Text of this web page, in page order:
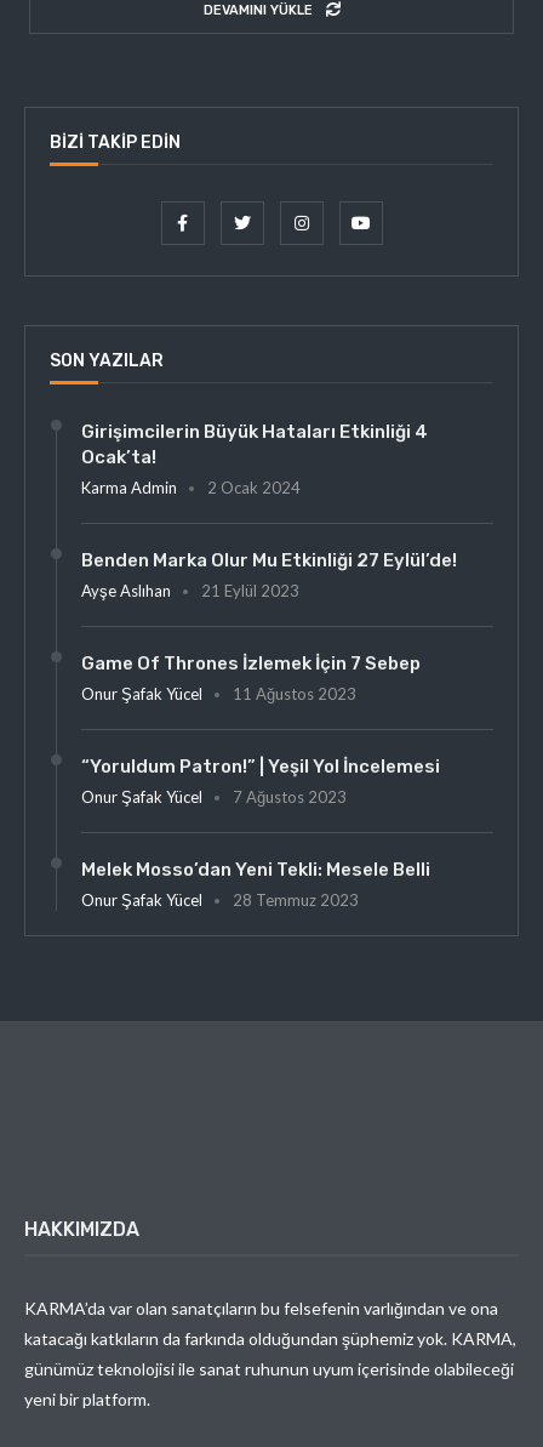
DEVAMINI YÜKLE
BIZI TAKIP EDIN
SON YAZILAR
Girişimcilerin Büyük Hataları Etkinliği 4
Ocak’ta!
Karma Admin 2 Ocak 2024
Benden Marka Olur Mu Etkinliği 27 Eylül’de!
Ayşe Aslıhan 21 Eylül 2023
Game Of Thrones İzlemek İçin 7 Sebep
Onur Şafak Yücel 11 Ağustos 2023
“Yoruldum Patron!” | Yeşil Yol İncelemesi
Onur Şafak Yücel 7 Ağustos 2023
Melek Mosso’dan Yeni Tekli: Mesele Belli
Onur Şafak Yücel 28 Temmuz 2023
HAKKIMIZDA
KARMA’da var olan sanatçıların bu felsefenin varlığından ve ona
katacağı katkıların da farkında olduğundan şüphemiz yok. KARMA,
günümüz teknolojisi ile sanat ruhunun uyum içerisinde olabileceği
yeni bir platform.